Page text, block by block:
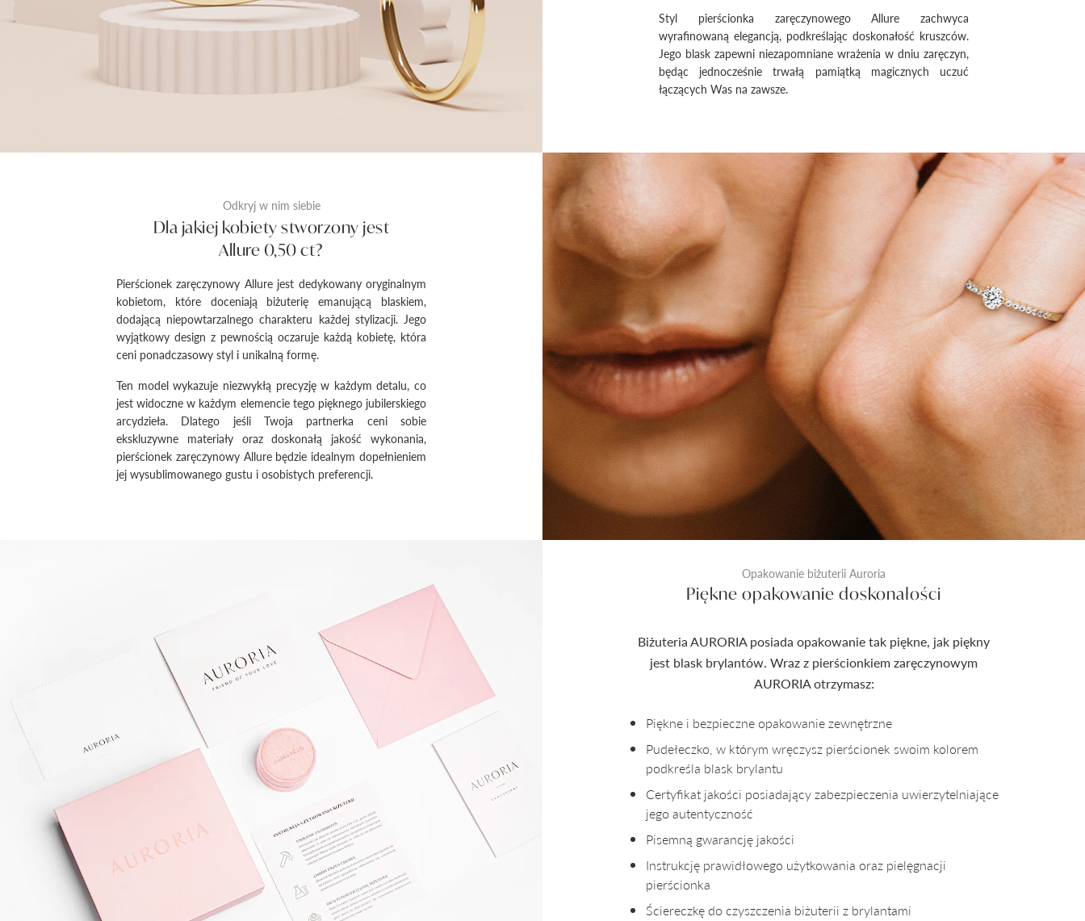
Styl pierścionka zaręczynowego Allure zachwyca
wyrafinowaną elegancją, podkreślając doskonałość kruszców.
Jego blask zapewni niezapomniane wrażenia w dniu zaręczyn,
będąc jednocześnie trwałą pamiątką magicznych uczuć
łączących Was na zawsze.
Odkryj w nim siebie
Dla jakiej kobiety stworzony jest
Allure 0,50 ct?
Pierścionek zaręczynowy Allure jest dedykowany oryginalnym
kobietom, które doceniają biżuterię emanującą blaskiem,
dodającą niepowtarzalnego charakteru każdej stylizacji. Jego
wyjątkowy design z pewnością oczaruje każdą kobietę, która
ceni ponadczasowy styl i unikalną formę.
Ten model wykazuje niezwykłą precyzję w każdym detalu, co
jest widoczne w każdym elemencie tego pięknego jubilerskiego
arcydzieła. Dlatego jeśli Twoja partnerka ceni sobie
ekskluzywne materiały oraz doskonałą jakość wykonania,
pierścionek zaręczynowy Allure będzie idealnym dopełnieniem
jej wysublimowanego gustu i osobistych preferencji.
Opakowanie biżuterii Auroria
Piękne opakowanie doskonałości
Biżuteria AURORIA posiada opakowanie tak piękne, jak piękny
jest blask brylantów. Wraz z pierścionkiem zaręczynowym
AURORIA otrzymasz:
Piękne i bezpieczne opakowanie zewnętrzne
Pudełeczko, w którym wręczysz pierścionek swoim kolorem
podkreśla blask brylantu
Certyfikat jakości posiadający zabezpieczenia uwierzytelniające
jego autentyczność
Pisemną gwarancję jakości
Instrukcję prawidłowego użytkowania oraz pielęgnacji
pierścionka
Ściereczkę do czyszczenia biżuterii z brylantami